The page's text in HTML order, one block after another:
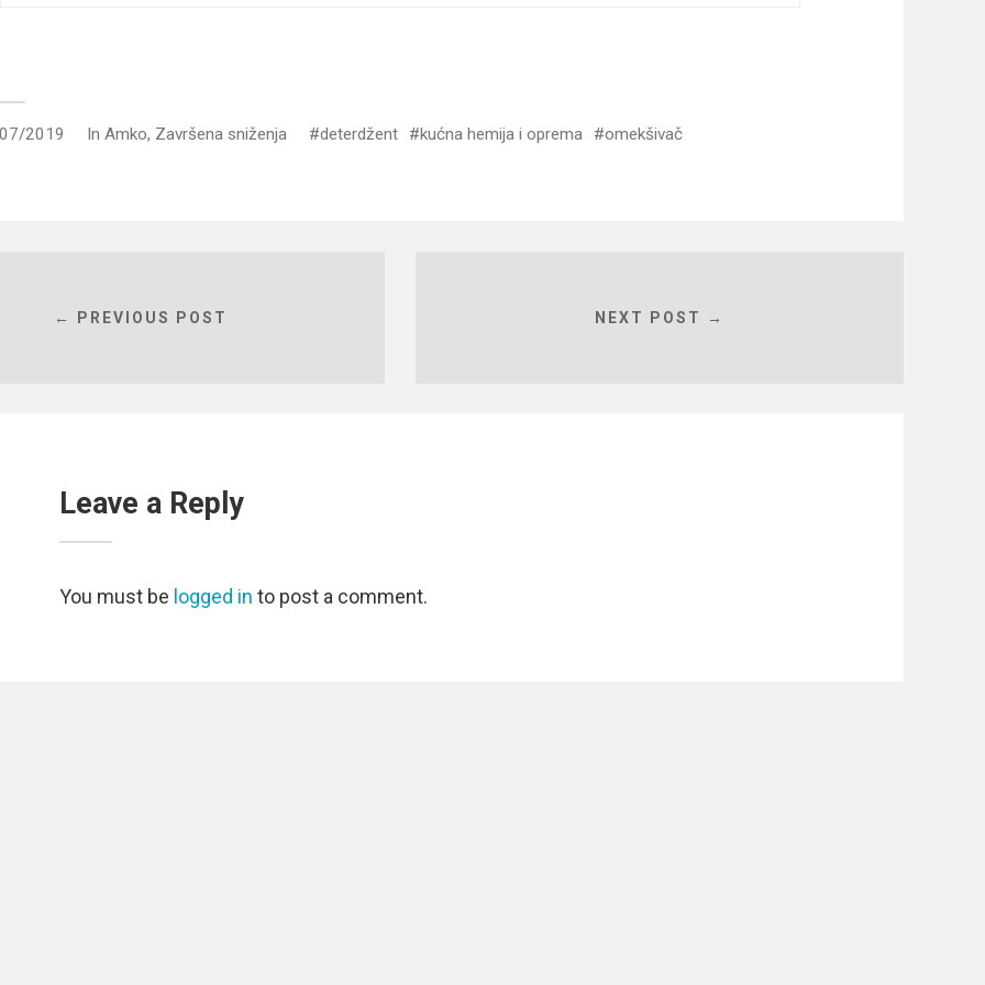
2019 InAmko, Završena sniženja deterdžent kućna hemija i oprema omekšivač
← PREVIOUS POST NEXT POST →
Leave a Reply
You must be logged in to post a comment.